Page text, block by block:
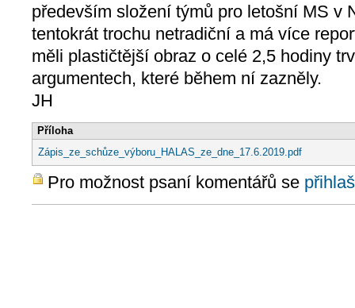
především složení týmů pro letošní MS v
tentokrát trochu netradiční a má více
měli plastičtější obraz o celé 2,5 hodiny
argumentech, které během ní zazněly.
JH
Příloha
Zápis_ze_schůze_výboru_HALAS_ze_dne_17.6.2019.pdf
Pro možnost psaní komentářů se